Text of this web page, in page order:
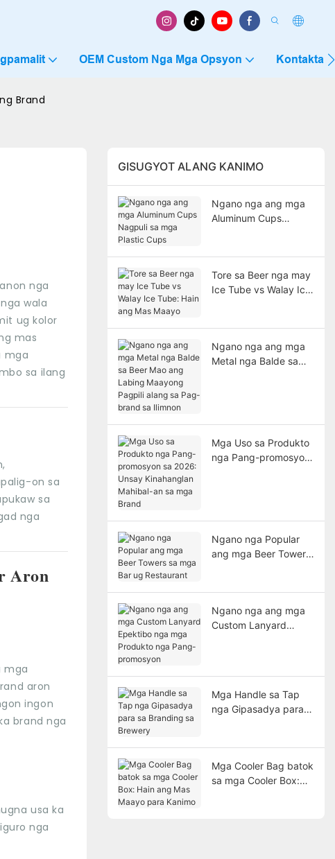
OEM Custom Nga Mga Opsyon Kontakta
Brand
nga
wala
ug kolor
mas
mga
sa ilang
on sa
sa
nga
Aron
mga
aron
ingon
brand nga
usa ka
nga
GISUGYOT ALANG KANIMO
Ngano nga ang mga
Aluminum Cups
Tore sa Beer nga may
Ice Tube vs Walay Ice
Ngano nga ang mga
Metal nga Balde sa
Mga Uso sa Produkto
nga Pang-promosyon
Ngano nga Popular
ang mga Beer Towers
Ngano nga ang mga
Custom Lanyard
Mga Handle sa Tap
nga Gipasadya para
Mga Cooler Bag batok
sa mga Cooler Box: